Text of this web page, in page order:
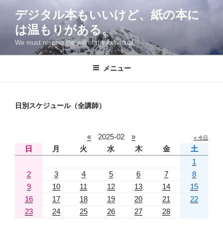
ツ
デジタル本もいいけど、紙の本に
は温もりがある。
We must respect the will of the individual.
メニュー
日別スケジュール（全講師）
« 2025-02 » » 今日
日 月 火 水 木 金
土
1
2
3 4 5 6 7
8
9
10 11 12 13 14
15
16
17 18 19 20 21
22
23
24 25 26 27 28